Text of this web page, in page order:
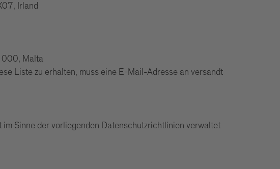
Irland
Malta
Liste zu erhalten, muss eine E-Mail-Adresse an versandt
Sinne der vorliegenden Datenschutzrichtlinien verwaltet